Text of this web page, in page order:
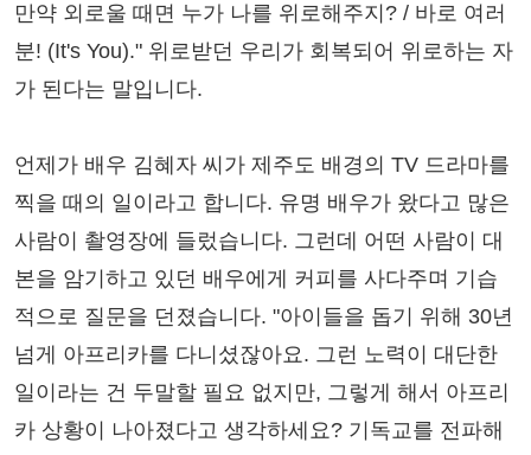
만약 외로울 때면 누가 나를 위로해주지? / 바로 여러
분! (It's You)." 위로받던 우리가 회복되어 위로하는 자
가 된다는 말입니다.
언제가 배우 김혜자 씨가 제주도 배경의 TV 드라마를
찍을 때의 일이라고 합니다. 유명 배우가 왔다고 많은
사람이 촬영장에 들렀습니다. 그런데 어떤 사람이 대
본을 암기하고 있던 배우에게 커피를 사다주며 기습
적으로 질문을 던졌습니다. "아이들을 돕기 위해 30년
넘게 아프리카를 다니셨잖아요. 그런 노력이 대단한
일이라는 건 두말할 필요 없지만, 그렇게 해서 아프리
카 상황이 나아졌다고 생각하세요? 기독교를 전파해